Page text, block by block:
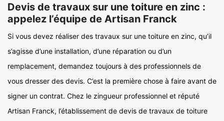
Devis de travaux sur une toiture en zinc :
appelez l’équipe de Artisan Franck
Si vous devez réaliser des travaux sur une toiture en zinc, qu’il
s’agisse d’une installation, d’une réparation ou d’un
remplacement, demandez toujours à des professionnels de
vous dresser des devis. C’est la première chose à faire avant de
signer un contrat. Chez le zingueur professionnel et réputé
Artisan Franck, l’établissement de devis de travaux de toiture